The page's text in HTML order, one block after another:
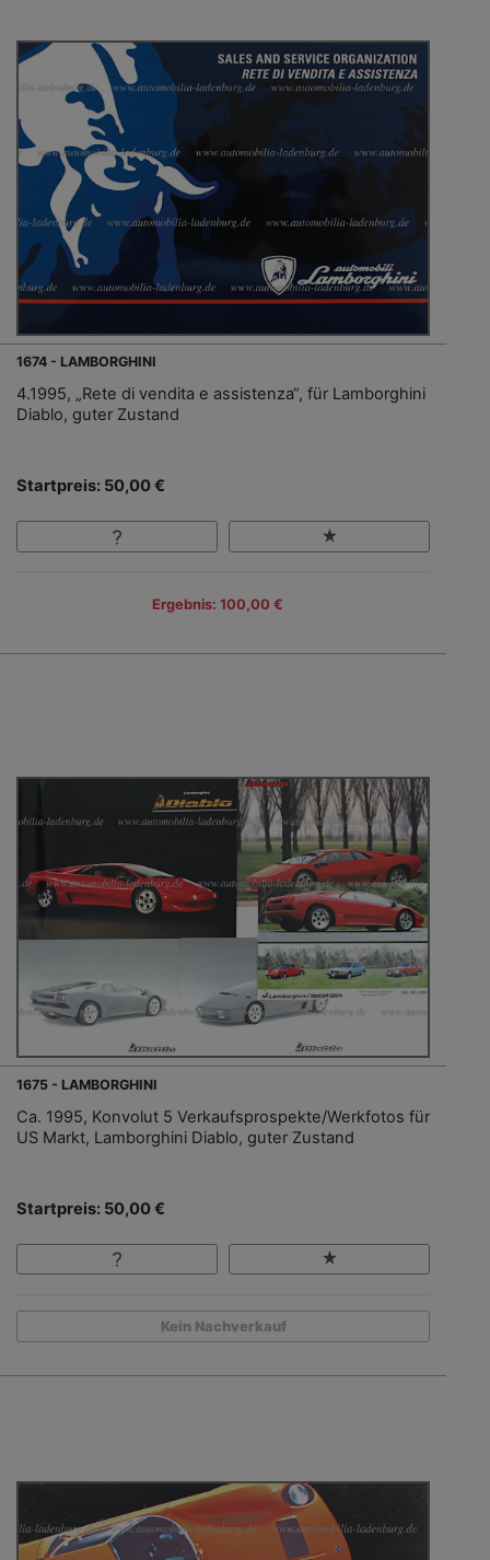
1674 - LAMBORGHINI
4.1995, „Rete di vendita e assistenza“, für Lamborghini
Diablo, guter Zustand
Startpreis: 50,00 €
Ergebnis: 100,00 €
1675 - LAMBORGHINI
Ca. 1995, Konvolut 5 Verkaufsprospekte/Werkfotos für
US Markt, Lamborghini Diablo, guter Zustand
Startpreis: 50,00 €
Kein Nachverkauf